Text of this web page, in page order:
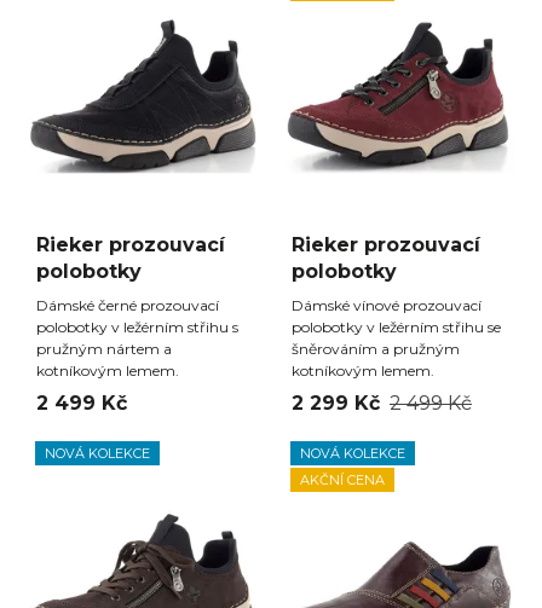
Rieker prozouvací
polobotky
Dámské černé prozouvací
polobotky v ležérním střihu s
pružným nártem a
kotníkovým lemem.
2 499 Kč
Rieker prozouvací
polobotky
Dámské vínové prozouvací
polobotky v ležérním střihu se
šněrováním a pružným
kotníkovým lemem.
2 299 Kč 2 499 Kč
NOVÁ KOLEKCE
NOVÁ KOLEKCE
AKČNÍ CENA